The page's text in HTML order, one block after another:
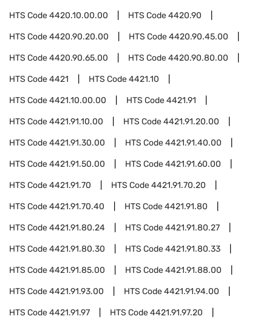
HTS Code4420.10.00.00 HTS Code4420.90
HTS Code4420.90.20.00 HTS Code4420.90.45.00
HTS Code4420.90.65.00 HTS Code4420.90.80.00
HTS Code4421 HTS Code4421.10
HTS Code4421.10.00.00 HTS Code4421.91
HTS Code4421.91.10.00 HTS Code4421.91.20.00
HTS Code4421.91.30.00 HTS Code4421.91.40.00
HTS Code4421.91.50.00 HTS Code4421.91.60.00
HTS Code4421.91.70 HTS Code4421.91.70.20
HTS Code4421.91.70.40 HTS Code4421.91.80
HTS Code4421.91.80.24 HTS Code4421.91.80.27
HTS Code4421.91.80.30 HTS Code4421.91.80.33
HTS Code4421.91.85.00 HTS Code4421.91.88.00
HTS Code4421.91.93.00 HTS Code4421.91.94.00
HTS Code4421.91.97 HTS Code4421.91.97.20